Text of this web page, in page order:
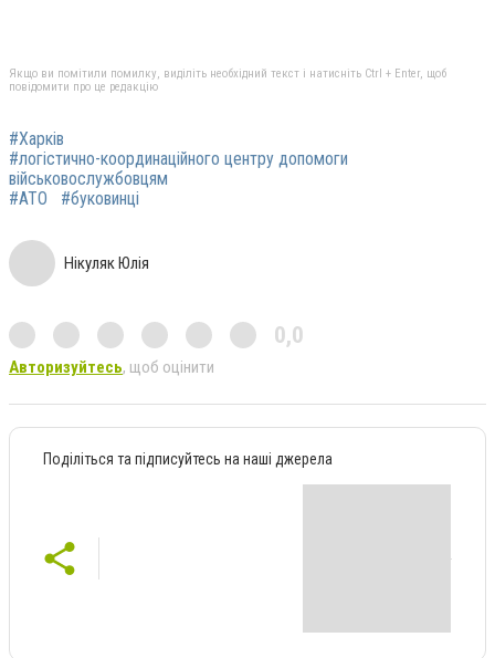
Якщо ви помітили помилку, виділіть необхідний текст і натисніть Ctrl + Enter, щоб
повідомити про це редакцію
#Харків
#логістично-координаційного центру допомоги
військовослужбовцям
#АТО
#буковинці
Нікуляк Юлія
0,0
Авторизуйтесь, щоб оцінити
Поділіться та підписуйтесь на наші джерела